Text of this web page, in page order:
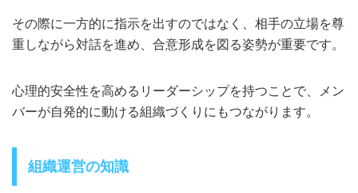
その際に一方的に指示を出すのではなく、相手の立場を尊
重しながら対話を進め、合意形成を図る姿勢が重要です。
心理的安全性を高めるリーダーシップを持つことで、メン
バーが自発的に動ける組織づくりにもつながります。
組織運営の知識